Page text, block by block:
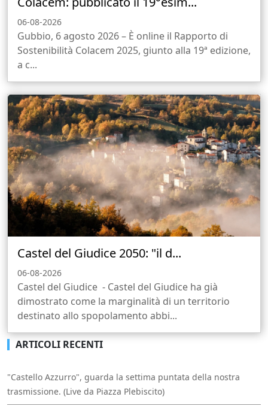
06-08-2026
Gubbio, 6 agosto 2026 – È online il Rapporto di
Sostenibilità Colacem 2025, giunto alla 19ª edizione,
a c...
Castel del Giudice 2050: "il d...
06-08-2026
Castel del Giudice - Castel del Giudice ha già
dimostrato come la marginalità di un territorio
destinato allo spopolamento abbi...
ARTICOLI RECENTI
"Castello Azzurro", guarda la settima puntata della nostra
trasmissione. (Live da Piazza Plebiscito)